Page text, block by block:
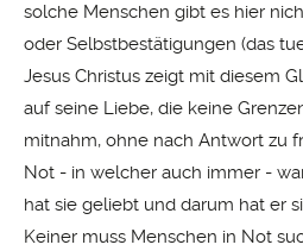
solche Menschen gibt es hier
oder Selbstbestätigungen (das
Jesus Christus zeigt mit diesem
auf seine Liebe, die keine
mitnahm, ohne nach Antwort zu
Not - in welcher auch immer -
hat sie geliebt und darum hat er
Keiner muss Menschen in Not